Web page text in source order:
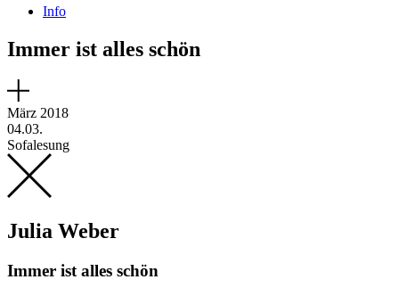
Info
Immer ist alles schön
März 2018
04.03.
Sofalesung
Julia Weber
Immer ist alles schön